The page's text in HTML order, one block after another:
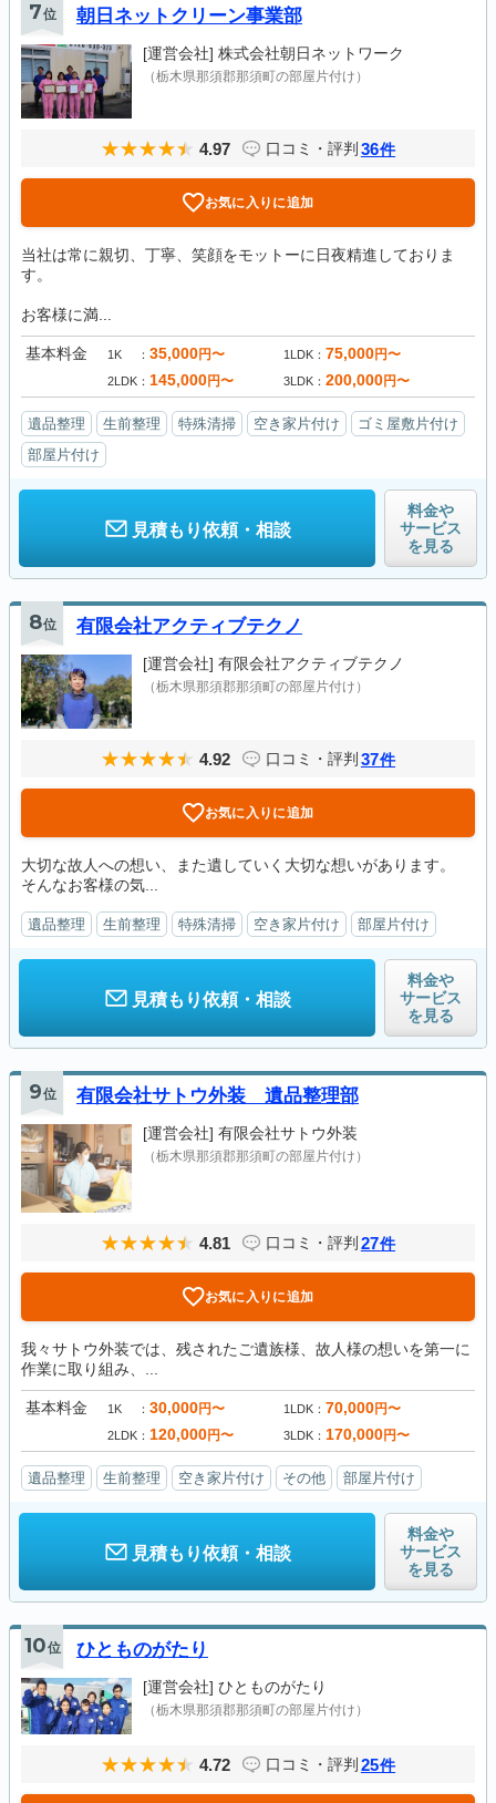
7位 朝日ネットクリーン事業部
[運営会社] 株式会社朝日ネットワーク
（栃木県那須郡那須町の部屋片付け）
4.97 口コミ・評判 36件
お気に入りに追加
当社は常に親切、丁寧、笑顔をモットーに日夜精進しておりま
す。
お客様に満...
基本料金 1K 35,000円〜 1LDK 75,000円〜
2LDK 145,000円〜 3LDK 200,000円〜
遺品整理 生前整理 特殊清掃 空き家片付け
ゴミ屋敷片付け
部屋片付け
見積もり依頼・相談
料金や
サービス
を見る
8位 有限会社アクティブテクノ
[運営会社] 有限会社アクティブテクノ
（栃木県那須郡那須町の部屋片付け）
4.92 口コミ・評判 37件
お気に入りに追加
大切な故人への想い、また遺していく大切な想いがあります。
そんなお客様の気...
遺品整理 生前整理 特殊清掃 空き家片付け 部屋片付け
見積もり依頼・相談
料金や
サービス
を見る
9位 有限会社サトウ外装 遺品整理部
[運営会社] 有限会社サトウ外装
（栃木県那須郡那須町の部屋片付け）
4.81 口コミ・評判 27件
お気に入りに追加
我々サトウ外装では、残されたご遺族様、故人様の想いを第一に
作業に取り組み、...
基本料金 1K 30,000円〜 1LDK 70,000円〜
2LDK 120,000円〜 3LDK 170,000円〜
遺品整理 生前整理 空き家片付け その他 部屋片付け
見積もり依頼・相談
料金や
サービス
を見る
10位 ひとものがたり
[運営会社] ひとものがたり
（栃木県那須郡那須町の部屋片付け）
4.72 口コミ・評判 25件